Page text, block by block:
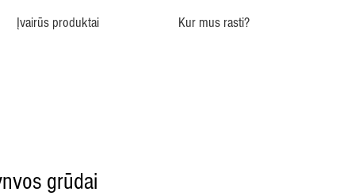
Įvairūs produktai Kur mus rasti?
grūdai